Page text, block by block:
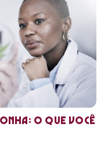
o que você